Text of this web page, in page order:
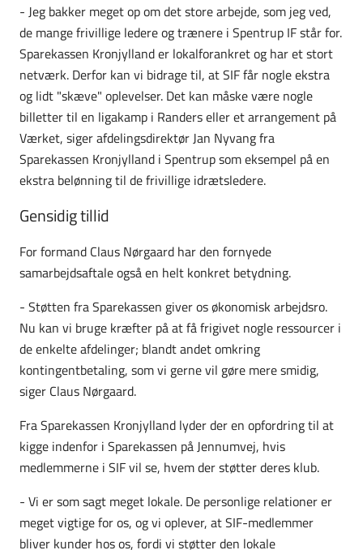
- Jeg bakker meget op om det store arbejde, som jeg ved,
de mange frivillige ledere og trænere i Spentrup IF står for.
Sparekassen Kronjylland er lokalforankret og har et stort
netværk. Derfor kan vi bidrage til, at SIF får nogle ekstra
og lidt "skæve" oplevelser. Det kan måske være nogle
billetter til en ligakamp i Randers eller et arrangement på
Værket, siger afdelingsdirektør Jan Nyvang fra
Sparekassen Kronjylland i Spentrup som eksempel på en
ekstra belønning til de frivillige idrætsledere.
Gensidig tillid
For formand Claus Nørgaard har den fornyede
samarbejdsaftale også en helt konkret betydning.
- Støtten fra Sparekassen giver os økonomisk arbejdsro.
Nu kan vi bruge kræfter på at få frigivet nogle ressourcer i
de enkelte afdelinger; blandt andet omkring
kontingentbetaling, som vi gerne vil gøre mere smidig,
siger Claus Nørgaard.
Fra Sparekassen Kronjylland lyder der en opfordring til at
kigge indenfor i Sparekassen på Jennumvej, hvis
medlemmerne i SIF vil se, hvem der støtter deres klub.
- Vi er som sagt meget lokale. De personlige relationer er
meget vigtige for os, og vi oplever, at SIF-medlemmer
bliver kunder hos os, fordi vi støtter den lokale